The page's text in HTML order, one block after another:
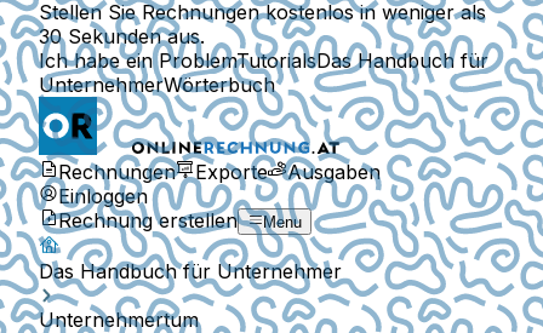
Stellen Sie Rechnungen kostenlos in weniger als
30 Sekunden aus.
Ich habe ein ProblemTutorialsDas Handbuch für
UnternehmerWörterbuch
Rechnungen Exporte
Ausgaben
Einloggen
Rechnung erstellen
Menu
Das Handbuch für Unternehmer
Unternehmertum